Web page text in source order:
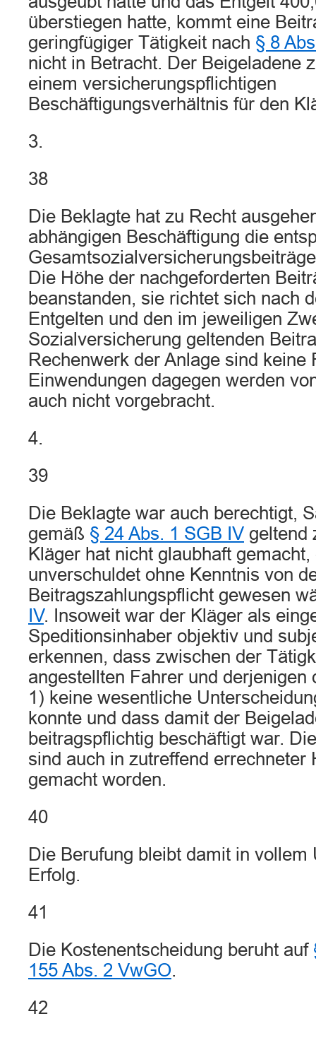
überstiegen hatte, kommt eine
geringfügiger Tätigkeit nach § 8
nicht in Betracht. Der Beigeladene
einem versicherungspflichtigen
Beschäftigungsverhältnis für den
3.
38
Die Beklagte hat zu Recht
abhängigen Beschäftigung die
Die Höhe der nachgeforderten
beanstanden, sie richtet sich nach
Entgelten und den im jeweiligen
Sozialversicherung geltenden
Rechenwerk der Anlage sind keine
Einwendungen dagegen werden
auch nicht vorgebracht.
4.
39
Die Beklagte war auch berechtigt,
gemäß § 24 Abs. 1 SGB IV geltend
Kläger hat nicht glaubhaft
unverschuldet ohne Kenntnis von
Beitragszahlungspflicht gewesen
IV. Insoweit war der Kläger als
Speditionsinhaber objektiv und
erkennen, dass zwischen der
angestellten Fahrer und derjenigen
1) keine wesentliche
konnte und dass damit der
beitragspflichtig beschäftigt war.
sind auch in zutreffend errechneter
gemacht worden.
40
Die Berufung bleibt damit in vollem
Erfolg.
41
Die Kostenentscheidung beruht auf
155 Abs. 2 VwGO.
42